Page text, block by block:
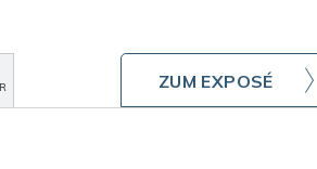
ZUM EXPOSÉ